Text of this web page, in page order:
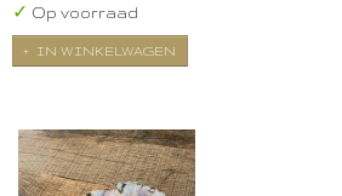
✓ Op voorraad
IN WINKELWAGEN